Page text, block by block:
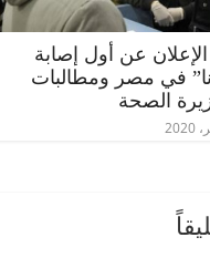
عن أول إصابة
في مصر ومطالبات
الصحة
دافع عن قضايا الوطن